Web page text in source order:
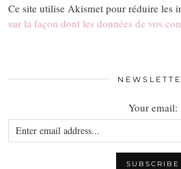
Ce site utilise Akismet pour réduire les
sur la façon dont les données de vos
Your email: